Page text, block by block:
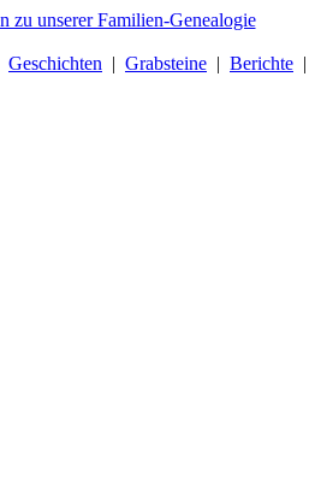
Geschichten | Grabsteine | Berichte |